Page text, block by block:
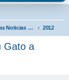
Las Últimas Noticias en Español 2012
Gato a